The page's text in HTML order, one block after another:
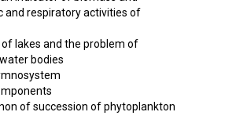
and respiratory activities of
lakes and the problem of
bodies
of succession of phytoplankton